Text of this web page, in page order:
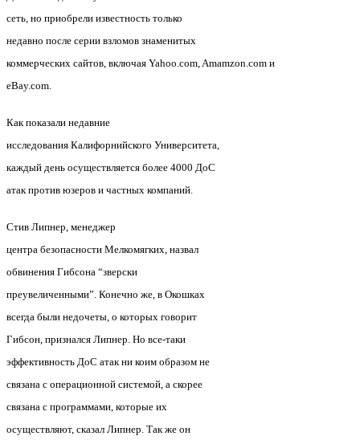
сеть, но приобрели известность только
недавно после серии взломов знаменитых
коммерческих сайтов, включая Yahoo.com, Amamzon.com и
eBay.com.
Как показали недавние
исследования Калифорнийского Университета,
каждый день осуществляется более 4000 ДоС
атак против юзеров и частных компаний.
Стив Липнер, менеджер
центра безопасности Мелкомягких, назвал
обвинения Гибсона “зверски
преувеличенными”. Конечно же, в Окошках
всегда были недочеты, о которых говорит
Гибсон, признался Липнер. Но все-таки
эффективность ДоС атак ни коим образом не
связана с операционной системой, а скорее
связана с программами, которые их
осуществляют, сказал Липнер. Так же он